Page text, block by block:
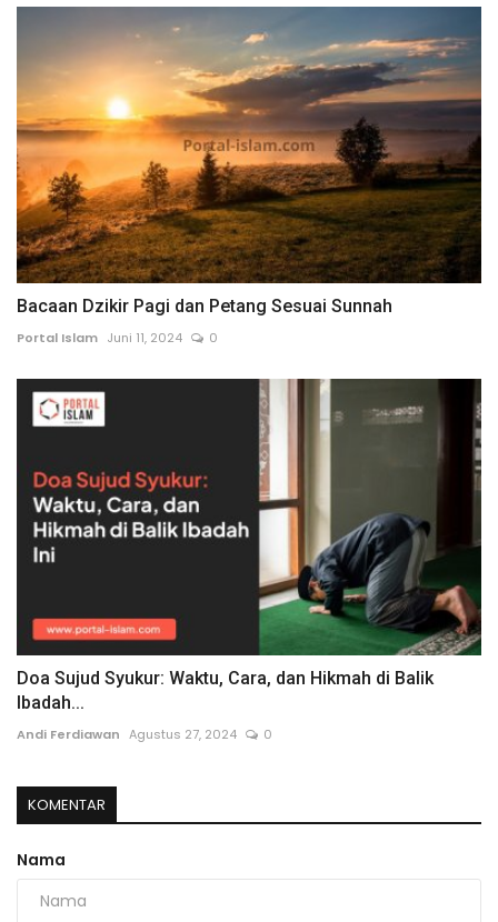
Bacaan Dzikir Pagi dan Petang Sesuai Sunnah
Portal Islam Juni 11, 2024 0
Doa Sujud Syukur: Waktu, Cara, dan Hikmah di Balik
Ibadah...
Andi Ferdiawan Agustus 27, 2024 0
KOMENTAR
Nama